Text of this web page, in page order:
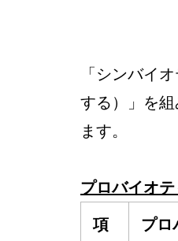
「シンバイ
する）」を
ます。
プロバイオ
項
プロ